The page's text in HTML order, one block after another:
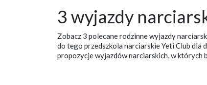
3 wyjazdy
Zobacz 3 polecane rodzinne wyjazdy
do tego przedszkola narciarskie Yeti Club dla
propozycje wyjazdów narciarskich, w których